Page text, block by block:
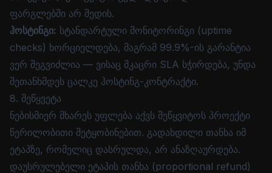
ფარგლებში არ შედის.
ჰოსტინგი: სტანდარტული მონიტორინგი (uptime
checks) ხორციელდება, მაგრამ 99.9%-ის გარანტია
ვერ შეგვიძლია — ვისაც მკაცრი SLA სჭირდება, უნდა
შეთანხმდეს ცალკე ჰოსტინგ-კონტრაქტი.
8. შეწყვეტა
ნებისმიერ მხარეს უფლება აქვს შეწყვიტოს პროექტი
წერილობითი შეტყობინებით. გადახდილი თანხა იმ
ეტაპზე, რომელიც დასრულდა, არ ანაზღაურდება.
დაუსრულებელი ეტაპის თანხა (proportional refund)